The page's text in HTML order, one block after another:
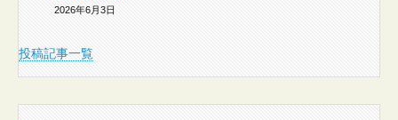
2026年6月3日
投稿記事一覧